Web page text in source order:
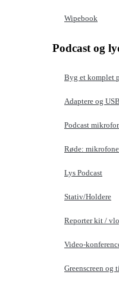
Wipebook
Podcast og
Byg et komplet
Adaptere og
Podcast
Røde:
Lys Podcast
Stativ/Holdere
Reporter kit /
Video-
Greenscreen og